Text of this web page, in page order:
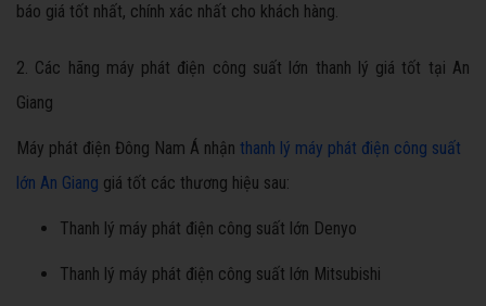
báo giá tốt nhất, chính xác nhất cho khách hàng.
2. Các hãng máy phát điện công suất lớn thanh lý giá tốt tại An
Giang
Máy phát điện Đông Nam Á nhận thanh lý máy phát điện công suất
lớn An Giang giá tốt các thương hiệu sau:
Thanh lý máy phát điện công suất lớn Denyo
Thanh lý máy phát điện công suất lớn Mitsubishi